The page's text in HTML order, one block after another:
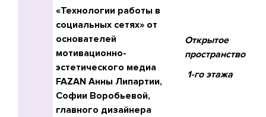
«Технологии работы в
социальных сетях» от
основателей
мотивационно-
эстетического медиа
FAZAN Анны Липартии,
Софии Воробьевой,
главного дизайнера
Открытое
пространство
1-го этажа